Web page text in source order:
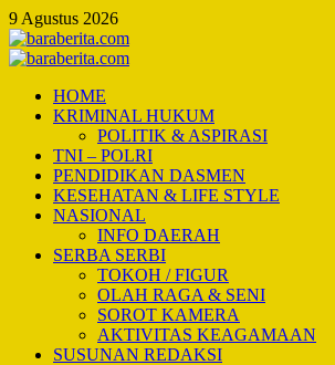
Skip
to
content
9 Agustus 2026
Primary
HOME
KRIMINAL HUKUM
POLITIK & ASPIRASI
TNI – POLRI
PENDIDIKAN DASMEN
KESEHATAN & LIFE STYLE
NASIONAL
INFO DAERAH
SERBA SERBI
TOKOH / FIGUR
OLAH RAGA & SENI
SOROT KAMERA
AKTIVITAS KEAGAMAAN
SUSUNAN REDAKSI